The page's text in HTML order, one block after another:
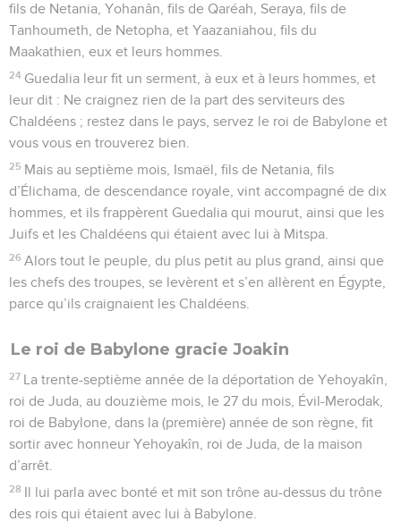
fils de Netania, Yohanân, fils de Qaréah, Seraya, fils de
Tanhoumeth, de Netopha, et Yaazaniahou, fils du
Maakathien, eux et leurs hommes.
24 Guedalia leur fit un serment, à eux et à leurs hommes, et
leur dit : Ne craignez rien de la part des serviteurs des
Chaldéens ; restez dans le pays, servez le roi de Babylone et
vous vous en trouverez bien.
25 Mais au septième mois, Ismaël, fils de Netania, fils
d’Élichama, de descendance royale, vint accompagné de dix
hommes, et ils frappèrent Guedalia qui mourut, ainsi que les
Juifs et les Chaldéens qui étaient avec lui à Mitspa.
26 Alors tout le peuple, du plus petit au plus grand, ainsi que
les chefs des troupes, se levèrent et s’en allèrent en Égypte,
parce qu’ils craignaient les Chaldéens.
Le roi de Babylone gracie Joakin
27 La trente-septième année de la déportation de Yehoyakîn,
roi de Juda, au douzième mois, le 27 du mois, Évil-Merodak,
roi de Babylone, dans la (première) année de son règne, fit
sortir avec honneur Yehoyakîn, roi de Juda, de la maison
d’arrêt.
28 Il lui parla avec bonté et mit son trône au-dessus du trône
des rois qui étaient avec lui à Babylone.